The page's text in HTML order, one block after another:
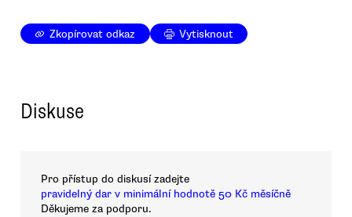
Zkopírovat odkaz Vytisknout
Diskuse
Pro přístup do diskusí zadejte
pravidelný dar v minimální hodnotě 50 Kč měsíčně
Děkujeme za podporu.